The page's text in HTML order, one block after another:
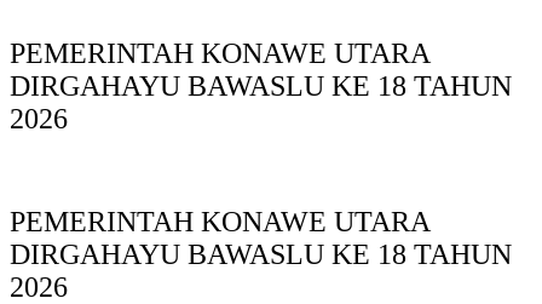
PEMERINTAH KONAWE UTARA
DIRGAHAYU BAWASLU KE 18 TAHUN
2026
PEMERINTAH KONAWE UTARA
DIRGAHAYU BAWASLU KE 18 TAHUN
2026